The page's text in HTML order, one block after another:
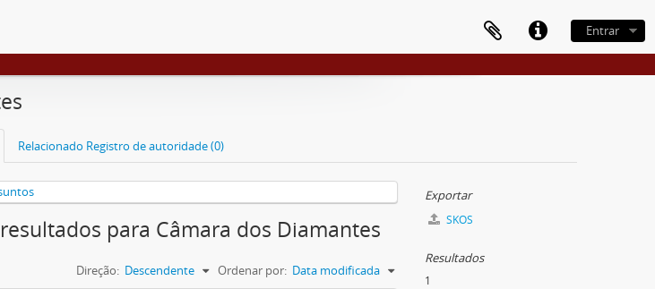
Entrar
Relacionado Registro de autoridade (0)
para Câmara dos Diamantes
Ordenar por: Data modificada
Direção: Descendente
Exportar
SKOS
Resultados
1